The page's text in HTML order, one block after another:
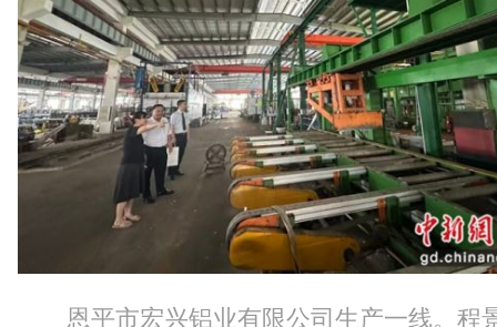
恩平市宏兴铝业有限公司生产一线。程